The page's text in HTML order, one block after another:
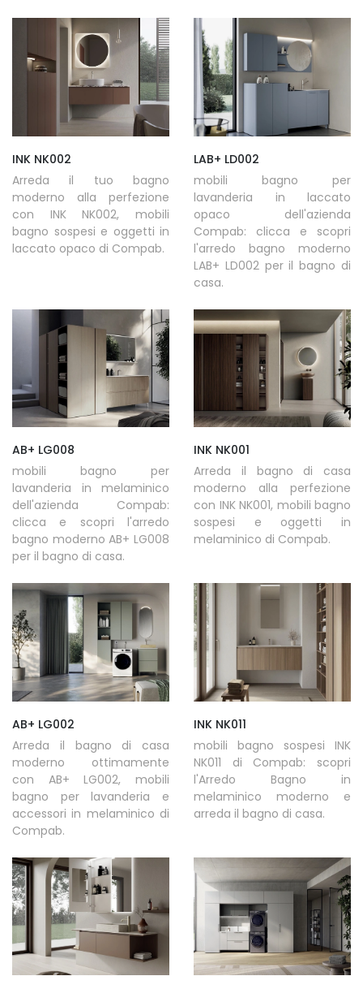
INK NK002
Arreda il tuo bagno
moderno alla perfezione
con INK NK002, mobili
bagno sospesi e oggetti in
laccato opaco di Compab.
LAB+ LD002
mobili bagno per
lavanderia in laccato
opaco dell'azienda
Compab: clicca e scopri
l'arredo bagno moderno
LAB+ LD002 per il bagno di
casa.
AB+ LG008
mobili bagno per
lavanderia in melaminico
dell'azienda Compab:
clicca e scopri l'arredo
bagno moderno AB+ LG008
per il bagno di casa.
INK NK001
Arreda il bagno di casa
moderno alla perfezione
con INK NK001, mobili bagno
sospesi e oggetti in
melaminico di Compab.
AB+ LG002
Arreda il bagno di casa
moderno ottimamente
con AB+ LG002, mobili
bagno per lavanderia e
accessori in melaminico di
Compab.
INK NK011
mobili bagno sospesi INK
NK011 di Compab: scopri
l'Arredo Bagno in
melaminico moderno e
arreda il bagno di casa.